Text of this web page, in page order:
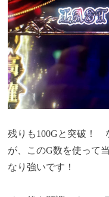
残りも100Gと突破！
が、このG数を使って
なり強いです！